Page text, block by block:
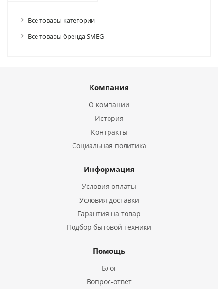
Все товары категории
Все товары бренда SMEG
Компания
О компании
История
Контракты
Социальная политика
Информация
Условия оплаты
Условия доставки
Гарантия на товар
Подбор бытовой техники
Помощь
Блог
Вопрос-ответ